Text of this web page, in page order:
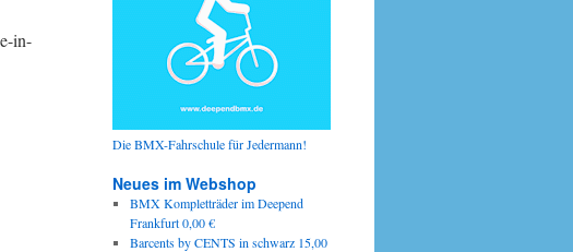
in-
Die BMX-Fahrschule für Jedermann!
Neues im Webshop
BMX Kompletträder im Deepend
Frankfurt 0,00 €
Barcents by CENTS in schwarz 15,00